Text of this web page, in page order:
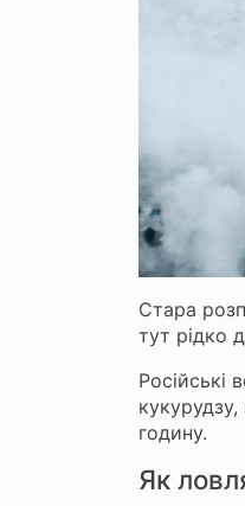
Стара
тут рідко
Російські
годину.
Як